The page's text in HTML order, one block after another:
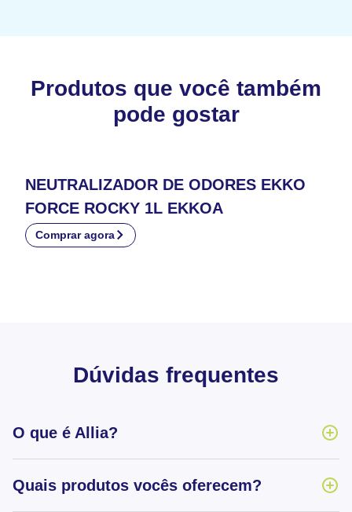
Produtos que você também
pode gostar
NEUTRALIZADOR DE ODORES EKKO
FORCE ROCKY 1L EKKOA
Comprar agora
Dúvidas frequentes
O que é Allia?
Quais produtos vocês oferecem?